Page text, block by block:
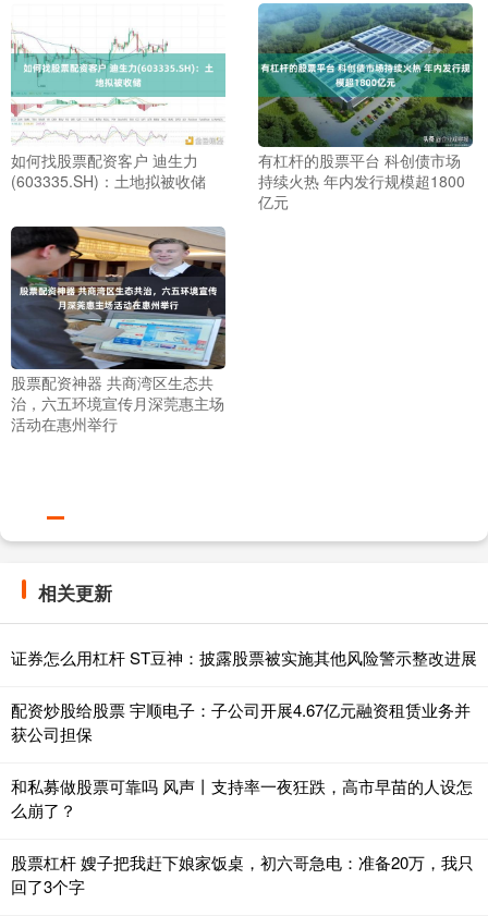
如何找股票配资客户 迪生力
(603335.SH)：土地拟被收储
有杠杆的股票平台 科创债市场
持续火热 年内发行规模超1800
亿元
股票配资神器 共商湾区生态共
治，六五环境宣传月深莞惠主场
活动在惠州举行
相关更新
证券怎么用杠杆 ST豆神：披露股票被实施其他风险警示整改进展
配资炒股给股票 宇顺电子：子公司开展4.67亿元融资租赁业务并
获公司担保
和私募做股票可靠吗 风声丨支持率一夜狂跌，高市早苗的人设怎
么崩了？
股票杠杆 嫂子把我赶下娘家饭桌，初六哥急电：准备20万，我只
回了3个字